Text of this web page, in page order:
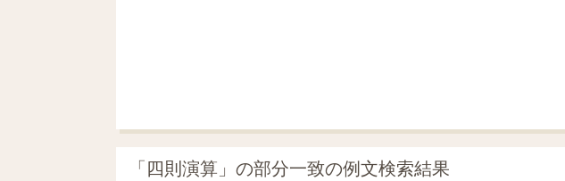
「四則演算」の部分一致の例文検索結果